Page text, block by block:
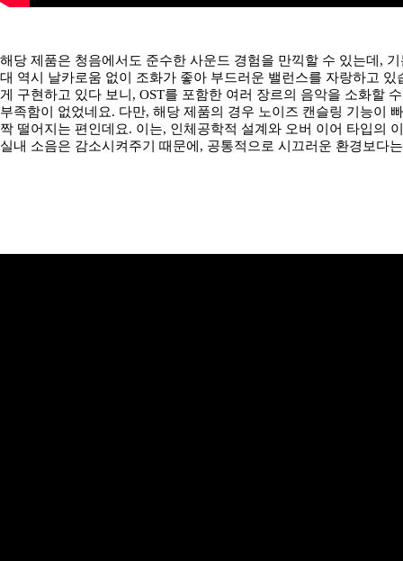
해당 제품은 청음에서도 준수한 사운드 경험을 만끽할 수 있는데,
대 역시 날카로움 없이 조화가 좋아 부드러운 밸런스를 자랑하고
게 구현하고 있다 보니, OST를 포함한 여러 장르의 음악을 소화할
부족함이 없었네요. 다만, 해당 제품의 경우 노이즈 캔슬링 기능이
짝 떨어지는 편인데요. 이는, 인체공학적 설계와 오버 이어 타입의
실내 소음은 감소시켜주기 때문에, 공통적으로 시끄러운 환경보다